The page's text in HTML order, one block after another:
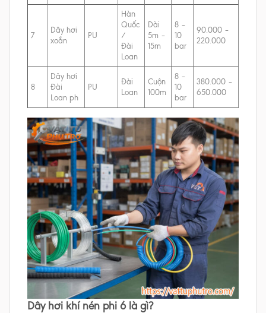
7
Dây hơi
xoắn
PU
Hàn
Quốc
/
Đài
Loan
Dài
5m –
15m
8 –
10
bar
90.000 –
220.000
8
Dây hơi
Đài
Loan ph
PU
Đài
Loan
Cuộn
100m
8 –
10
bar
380.000 –
650.000
Dây hơi khí nén phi 6 là gì?